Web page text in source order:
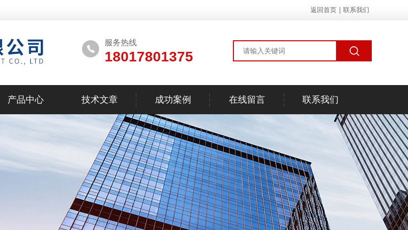
返回首页 联系我们
服务热线
18017801375
产品中心 技术文章 成功案例 在线留言 联系我们